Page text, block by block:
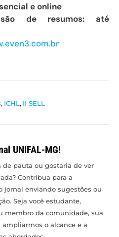
e online
de resumos: até
, ICHL, II SELL
UNIFAL-MG!
de pauta ou gostaria de ver
Contribua para a
jornal enviando sugestões ou
Seja você estudante,
membro da comunidade, sua
ampliarmos o alcance e a